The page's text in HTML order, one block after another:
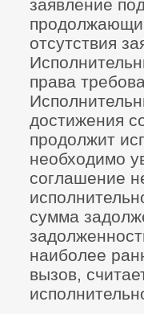
заявление
отсутствия
права
достижения
продолжит
необходимо
соглашение
сумма
наиболее
вызов,